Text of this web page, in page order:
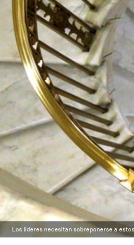
Los líderes necesitan sobreponerse a